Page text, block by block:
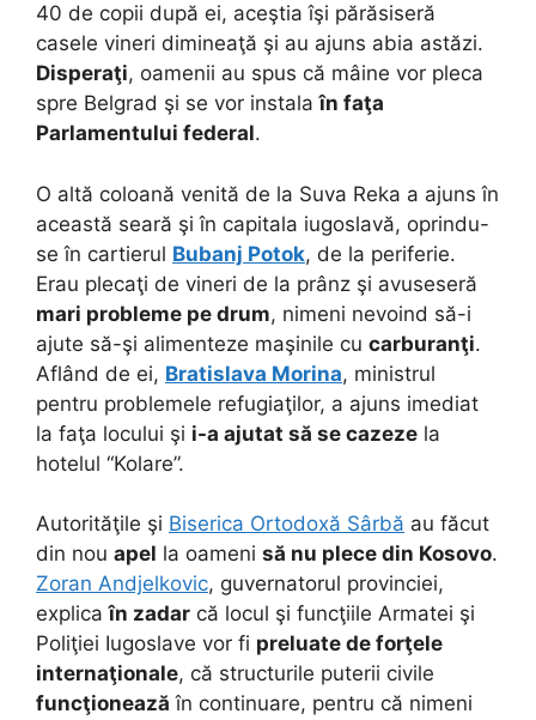
40 de copii după ei, aceştia îşi părăsiseră
casele vineri dimineaţă şi au ajuns abia astăzi.
Disperaţi, oamenii au spus că mâine vor pleca
spre Belgrad şi se vor instalaîn faţa
Parlamentului federal.
O altă coloană venită de la Suva Reka a ajuns în
această seară şi în capitala iugoslavă, oprindu-
se în cartierul Bubanj Potok, de la periferie.
Erau plecaţi de vineri de la prânz şi avuseseră
mari probleme pe drum, nimeni nevoind să-i
ajute să-şi alimenteze maşinile cu carburanţi.
Aflând de ei, Bratislava Morina, ministrul
pentru problemele refugiaţilor, a ajuns imediat
la faţa locului şi i-a ajutat să se cazeze la
hotelul “Kolare”.
Autorităţile şi Biserica Ortodoxă Sârbă au făcut
din nou apel la oameni să nu plece din Kosovo.
Zoran Andjelkovic, guvernatorul provinciei,
explicaîn zadar că locul şi funcţiile Armatei şi
Poliţiei Iugoslave vor fi preluate de forţele
internaţionale, că structurile puterii civile
funcţionează în continuare, pentru că nimeni